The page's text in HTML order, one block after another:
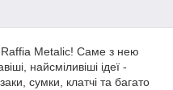
Raffia Metalic! Саме з нею
найсміливіші ідеї -
сумки, клатчі та багато